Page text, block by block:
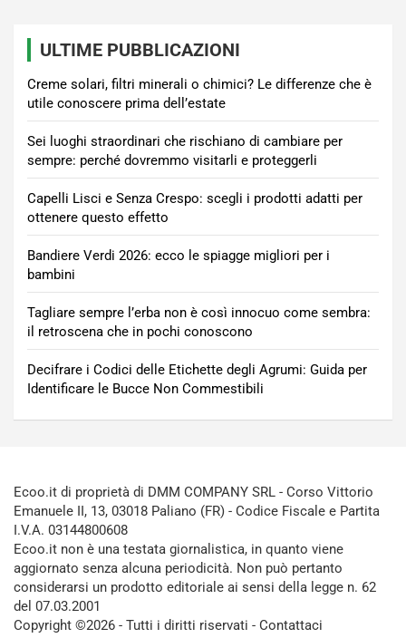
ULTIME PUBBLICAZIONI
Creme solari, filtri minerali o chimici? Le differenze che è
utile conoscere prima dell’estate
Sei luoghi straordinari che rischiano di cambiare per
sempre: perché dovremmo visitarli e proteggerli
Capelli Lisci e Senza Crespo: scegli i prodotti adatti per
ottenere questo effetto
Bandiere Verdi 2026: ecco le spiagge migliori per i
bambini
Tagliare sempre l’erba non è così innocuo come sembra:
il retroscena che in pochi conoscono
Decifrare i Codici delle Etichette degli Agrumi: Guida per
Identificare le Bucce Non Commestibili
Ecoo.it di proprietà di DMM COMPANY SRL - Corso Vittorio
Emanuele II, 13, 03018 Paliano (FR) - Codice Fiscale e Partita
I.V.A. 03144800608
Ecoo.it non è una testata giornalistica, in quanto viene
aggiornato senza alcuna periodicità. Non può pertanto
considerarsi un prodotto editoriale ai sensi della legge n. 62
del 07.03.2001
Copyright ©2026 - Tutti i diritti riservati - Contattaci